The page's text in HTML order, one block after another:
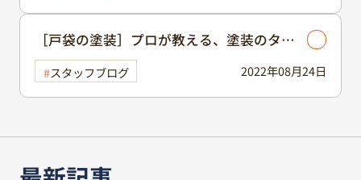
2022年08月24日
［戸袋の塗装］プロが教える、塗装のタイ
ミング
スタッフブログ